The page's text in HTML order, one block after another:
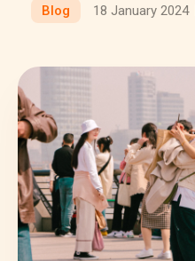
Blog 18 January 2024